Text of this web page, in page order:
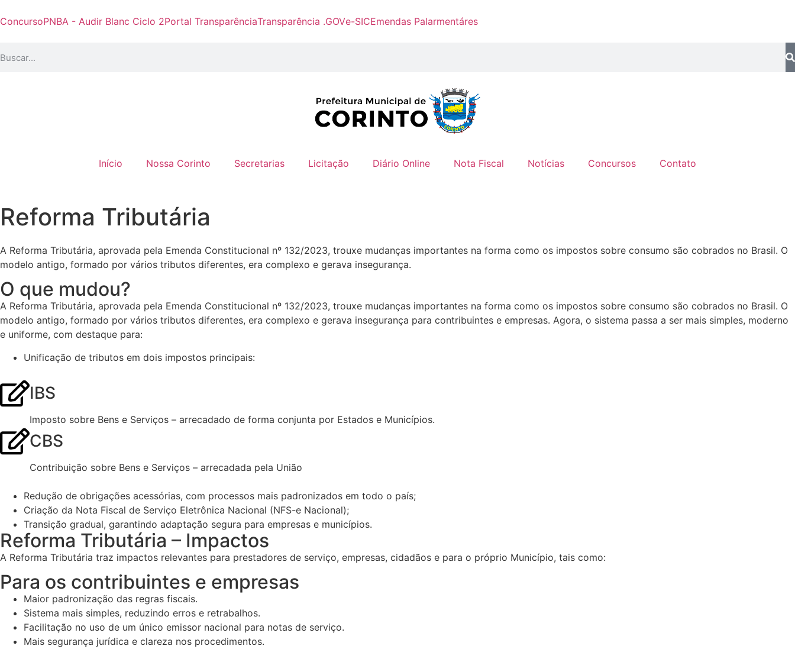
ConcursoPNBA - Audir Blanc Ciclo 2Portal TransparênciaTransparência .GOVe-SICEmendas Palarmentáres
Início Nossa Corinto Secretarias Licitação Diário Online Nota Fiscal Notícias Concursos Contato
Reforma Tributária
A Reforma Tributária, aprovada pela Emenda Constitucional nº 132/2023, trouxe mudanças importantes na forma como os impostos sobre consumo são cobrados no Brasil. O
modelo antigo, formado por vários tributos diferentes, era complexo e gerava insegurança.
O que mudou?
A Reforma Tributária, aprovada pela Emenda Constitucional nº 132/2023, trouxe mudanças importantes na forma como os impostos sobre consumo são cobrados no Brasil. O
modelo antigo, formado por vários tributos diferentes, era complexo e gerava insegurança para contribuintes e empresas. Agora, o sistema passa a ser mais simples, moderno
e uniforme, com destaque para:
Unificação de tributos em dois impostos principais:
IBS
Imposto sobre Bens e Serviços – arrecadado de forma conjunta por Estados e Municípios.
CBS
Contribuição sobre Bens e Serviços – arrecadada pela União
Redução de obrigações acessórias, com processos mais padronizados em todo o país;
Criação da Nota Fiscal de Serviço Eletrônica Nacional (NFS-e Nacional);
Transição gradual, garantindo adaptação segura para empresas e municípios.
Reforma Tributária – Impactos
A Reforma Tributária traz impactos relevantes para prestadores de serviço, empresas, cidadãos e para o próprio Município, tais como:
Para os contribuintes e empresas
Maior padronização das regras fiscais.
Sistema mais simples, reduzindo erros e retrabalhos.
Facilitação no uso de um único emissor nacional para notas de serviço.
Mais segurança jurídica e clareza nos procedimentos.